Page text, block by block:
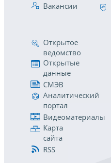
Вакансии
Открытое
ведомство
Открытые
данные
СМЭВ
Аналитический
портал
Видеоматериалы
Карта
сайта
RSS